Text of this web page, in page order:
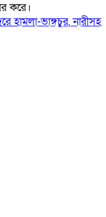
করে।
হামলা-ভাঙ্গচুর, নারীসহ